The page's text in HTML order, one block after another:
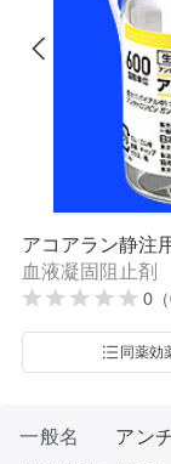
アコアラン静注
血液凝固阻止剤
0
同薬効
一般名
アン